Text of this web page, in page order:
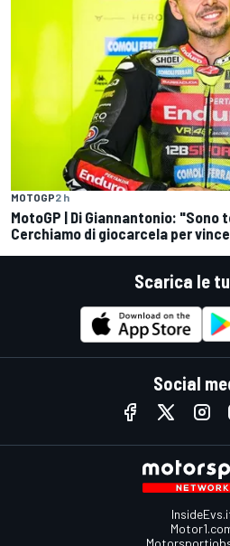
MOTOGP2 h
MotoGP | Di Giannantonio: "Sono
Cerchiamo di giocarcela per
Scarica le
Social